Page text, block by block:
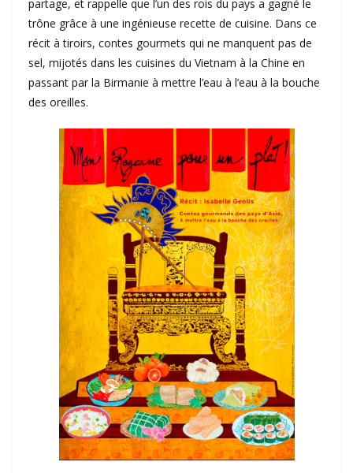
partage, et rappelle que l’un des rois du pays a gagné le
trône grâce à une ingénieuse recette de cuisine. Dans ce
récit à tiroirs, contes gourmets qui ne manquent pas de
sel, mijotés dans les cuisines du Vietnam à la Chine en
passant par la Birmanie à mettre l’eau à l’eau à la bouche
des oreilles.